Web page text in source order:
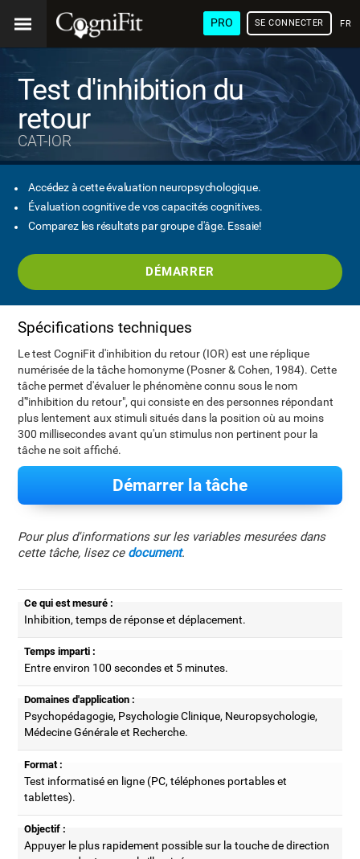
PRO SE CONNECTER
Test d'inhibition du
retour
CAT-IOR
Accédez à cette évaluation neuropsychologique.
Évaluation cognitive de vos capacités cognitives.
Comparez les résultats par groupe d'âge. Essaie!
DÉMARRER
Spécifications techniques
Le test CogniFit d'inhibition du retour (IOR) est une réplique
numérisée de la tâche homonyme (Posner & Cohen, 1984). Cette
tâche permet d'évaluer le phénomène connu sous le nom
d'"inhibition du retour", qui consiste en des personnes répondant
plus lentement aux stimuli situés dans la position où au moins
300 millisecondes avant qu'un stimulus non pertinent pour la
tâche ne soit affiché.
Démarrer la tâche
Pour plus d'informations sur les variables mesurées dans
cette tâche, lisez ce document.
Ce qui est mesuré :
Inhibition, temps de réponse et déplacement.
Temps imparti :
Entre environ 100 secondes et 5 minutes.
Domaines d'application :
Psychopédagogie, Psychologie Clinique, Neuropsychologie,
Médecine Générale et Recherche.
Format :
Test informatisé en ligne (PC, téléphones portables et
tablettes).
Objectif :
Appuyer le plus rapidement possible sur la touche de direction